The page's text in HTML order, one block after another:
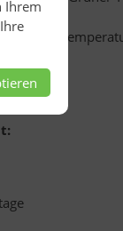
Ihrem